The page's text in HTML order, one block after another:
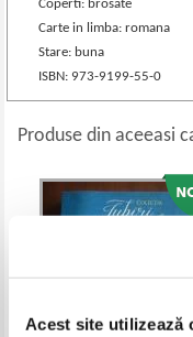
Acest site utilizează
Coperti: brosate
Carte in limba: romana
Stare: buna
ISBN: 973-9199-55-0
Produse din aceeasi